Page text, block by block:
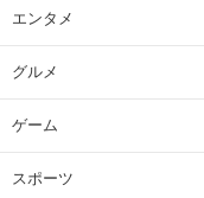
エンタメ
グルメ
ゲーム
スポーツ